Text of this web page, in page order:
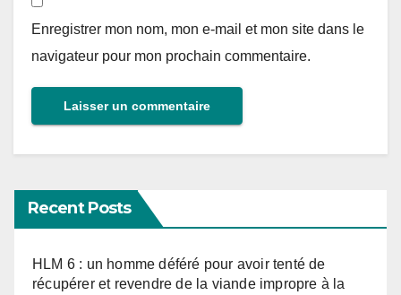
Enregistrer mon nom, mon e-mail et mon site dans le
navigateur pour mon prochain commentaire.
Recent Posts
HLM 6 : un homme déféré pour avoir tenté de
récupérer et revendre de la viande impropre à la